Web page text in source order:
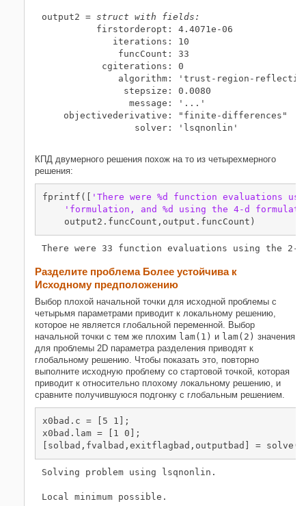
output2 = struct with fields:
          firstorderopt: 4.4071e-06
             iterations: 10
              funcCount: 33
           cgiterations: 0
algorithm: 'trust-region-
               stepsize: 0.0080
                message: '...'
    objectivederivative: "finite-differences"
                 solver: 'lsqnonlin'
КПД двумерного решения похож на то из четырехмерного
решения:
fprintf([
'There were %d function evaluations
'formulation, and %d using the 4-d
    output2.funcCount,output.funcCount)
Разделите проблема Более устойчива к
Исходному предположению
Выбор плохой начальной точки для исходной проблемы с
четырьмя параметрами приводит к локальному решению,
которое не является глобальной переменной. Выбор
начальной точки с тем же плохим lam(1) и lam(2) значения
для проблемы 2D параметра разделения приводят к
глобальному решению. Чтобы показать это, повторно
выполните исходную проблему со стартовой точкой, которая
приводит к относительно плохому локальному решению, и
сравните получившуюся подгонку с глобальным решением.
x0bad.c = [5 1];
x0bad.lam = [1 0];
[solbad,fvalbad,exitflagbad,outputbad] =
Solving problem using lsqnonlin.
Local minimum possible.